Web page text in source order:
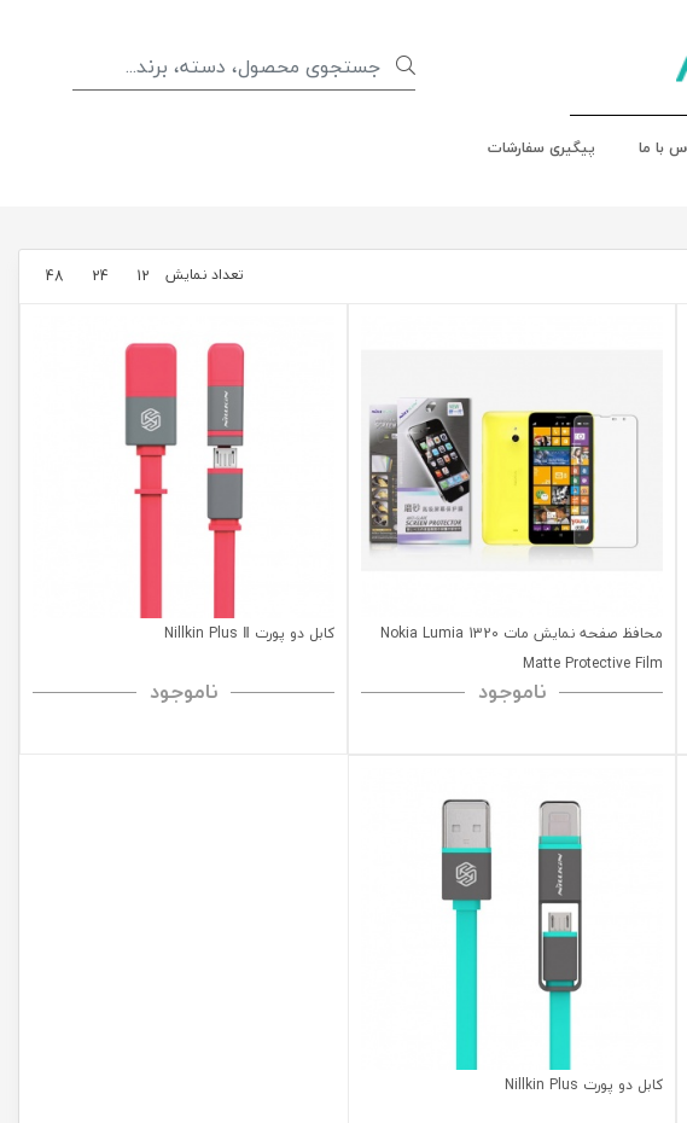
با ما پیگیری سفارشات
تعداد نمایش 12
24
48
محافظ صفحه نمایش مات Nokia Lumia 1320
Matte Protective Film
ناموجود
کابل دو پورت Nillkin Plus Ⅱ
ناموجود
کابل دو پورت Nillkin Plus